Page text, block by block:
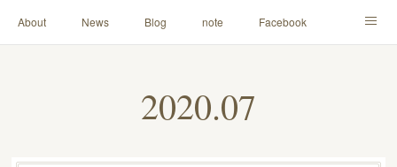
About News Blog note Facebook
2020.07